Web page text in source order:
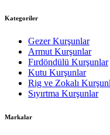
Kategoriler
Gezer Kurşunlar
Armut Kurşunlar
Fırdöndülü Kurşunlar
Kutu Kurşunlar
Rig ve Zokalı
Sıyırtma Kurşunlar
Markalar